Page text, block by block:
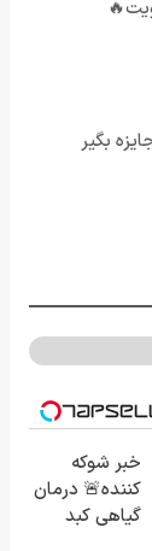
خبر شوکه
کننده🚨 درمان
گیاهی کبد